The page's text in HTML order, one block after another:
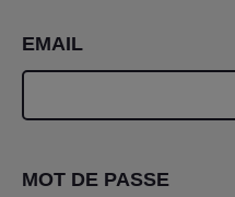
EMAIL
MOT DE PASSE